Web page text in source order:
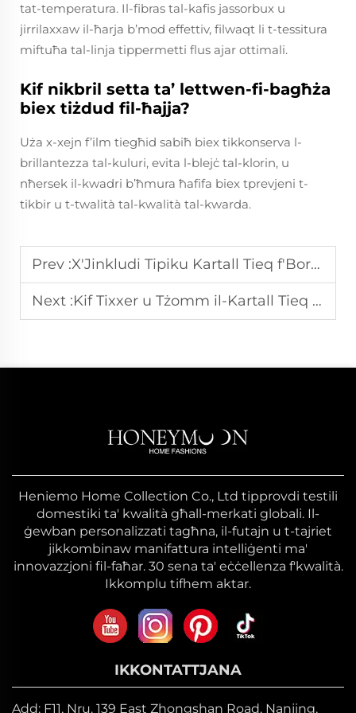
tat-temperatura. Il-fibras tal-kafis jassorbux u
jirrilaxxaw il-ħarja b’mod effettiv, filwaqt li t-tessitura
miftuħa tal-linja tippermetti flus ajar ottimali.
Kif nikbril setta ta’ lettwen-fi-bagħża
biex tiżdud fil-ħajja?
Uża x-xejn f’ilm tiegħid sabiħ biex tikkonserva l-
brillantezza tal-kuluri, evita l-blejċ tal-klorin, u
nħersek il-kwadri b’ħmura ħafifa biex tprevjeni t-
tikbir u t-twalità tal-kwalità tal-kwarda.
Prev :X'Jinkludi Tipiku Kartall Tieq f'Borża?
Next :Kif Tixxer u Tżomm il-Kartall Tieq f'Borża
Heniemo Home Collection Co., Ltd tipprovdi testili
domestiki ta' kwalità għall-merkati globali. Il-
ġewban personalizzati tagħna, il-futajn u t-tajriet
jikkombinaw manifattura intelliġenti ma'
innovazzjoni fil-faħar. 30 sena ta' eċċellenza f'kwalità.
Ikkomplu tifhem aktar.
IKKONTATTJANA
Add: F11, Nru. 139 East Zhongshan Road, Nanjing,